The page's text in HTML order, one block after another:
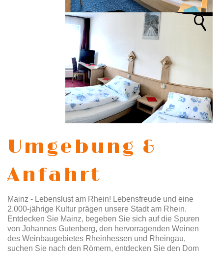
Umgebung &
Anfahrt
Mainz - Lebenslust am Rhein! Lebensfreude und eine
2.000-jährige Kultur prägen unsere Stadt am Rhein.
Entdecken Sie Mainz, begeben Sie sich auf die Spuren
von Johannes Gutenberg, den hervorragenden Weinen
des Weinbaugebietes Rheinhessen und Rheingau,
suchen Sie nach den Römern, entdecken Sie den Dom